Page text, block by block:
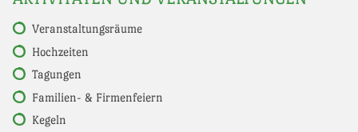
Veranstaltungsräume
Hochzeiten
Tagungen
Familien- & Firmenfeiern
Kegeln